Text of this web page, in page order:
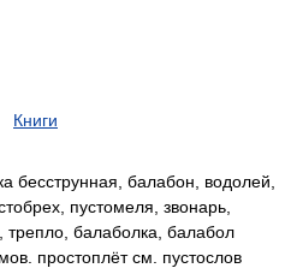
Книги
бесструнная, балабон, водолей,
пустомеля, звонарь,
трепло, балаболка, балабол
простоплёт см. пустослов